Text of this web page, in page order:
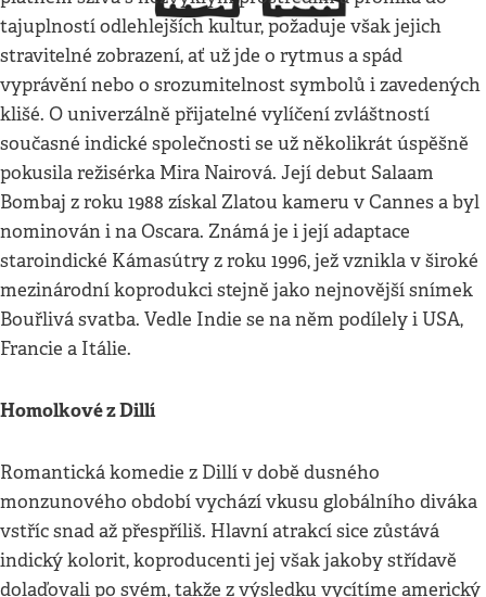
tajuplností odlehlejších kultur, požaduje však jejich
stravitelné zobrazení, ať už jde o rytmus a spád
vyprávění nebo o srozumitelnost symbolů i zavedených
klišé. O univerzálně přijatelné vylíčení zvláštností
současné indické společnosti se už několikrát úspěšně
pokusila režisérka Mira Nairová. Její debut Salaam
Bombaj z roku 1988 získal Zlatou kameru v Cannes a byl
nominován i na Oscara. Známá je i její adaptace
staroindické Kámasútry z roku 1996, jež vznikla v široké
mezinárodní koprodukci stejně jako nejnovější snímek
Bouřlivá svatba. Vedle Indie se na něm podílely i USA,
Francie a Itálie.
Homolkové z Dillí
Romantická komedie z Dillí v době dusného
monzunového období vychází vkusu globálního diváka
vstříc snad až přespříliš. Hlavní atrakcí sice zůstává
indický kolorit, koproducenti jej však jakoby střídavě
dolaďovali po svém, takže z výsledku vycítíme americký